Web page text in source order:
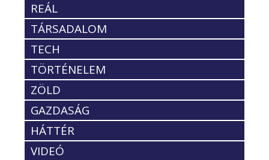
REÁL
TÁRSADALOM
TECH
TÖRTÉNELEM
ZÖLD
GAZDASÁG
HÁTTÉR
VIDEÓ